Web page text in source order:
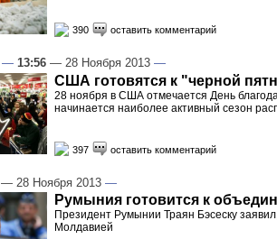
390 оставить комментарий
— 13:56 — 28 Ноября 2013 —
США готовятся к "черной
28 ноября в США отмечается День
начинается наиболее активный сезон
397 оставить комментарий
— 28 Ноября 2013 —
Румыния готовится к
Президент Румынии Траян Бэсеску
Молдавией